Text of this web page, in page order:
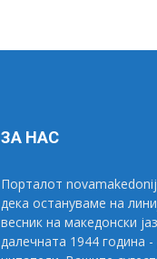
ЗА НАС
Порталот
дека остануваме на
весник на македонски
далечната 1944 година